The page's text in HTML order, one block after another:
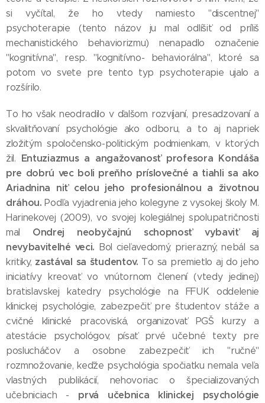
si vyčítal, že ho vtedy namiesto "discentnej"
psychoterapie (tento názov ju mal odlíšiť od príliš
mechanistického behaviorizmu) nenapadlo označenie
"kognitívna", resp. "kognitívno- behaviorálna", ktoré sa
potom vo svete pre tento typ psychoterapie ujalo a
rozšírilo.
To ho však neodradilo v ďalšom rozvíjaní, presadzovaní a
skvalitňovaní psychológie ako odboru, a to aj napriek
zložitým spoločensko-politickým podmienkam, v ktorých
žil. Entuziazmus a angažovanosť profesora Kondáša
pre dobrú vec boli preňho príslovečné a tiahli sa ako
Ariadnina niť celou jeho profesionálnou a životnou
dráhou. Podľa vyjadrenia jeho kolegyne z vysokej školy M.
Harinekovej (2009), vo svojej kolegiálnej spolupatričnosti
mal Ondrej neobyčajnú schopnosť vybaviť aj
nevybaviteľné veci. Bol cieľavedomý, prierazný, nebál sa
kritiky, zastával sa študentov. To sa premietlo aj do jeho
iniciatívy kreovať vo vnútornom členení (vtedy jedinej)
bratislavskej katedry psychológie na FFUK oddelenie
klinickej psychológie, zabezpečiť pre študentov stáže a
cvičné klinické pracoviská, organizovať PGŠ kurzy a
atestácie psychológov, písať prvé učebné texty pre
poslucháčov a osobne zabezpečiť ich "ručné"
rozmnožovanie, keďže psychológia spočiatku nemala veľa
vlastných publikácií, nehovoriac o špecializovaných
učebniciach - prvá učebnica klinickej psychológie